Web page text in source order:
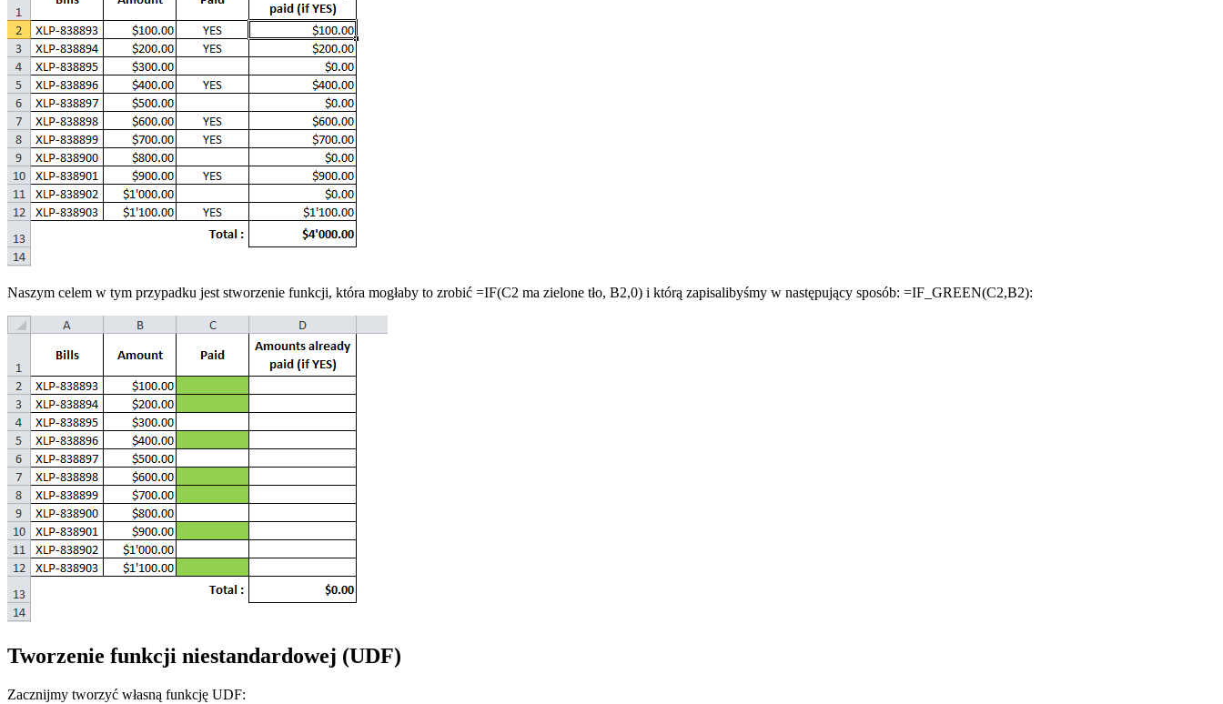
Naszym celem w tym przypadku jest stworzenie funkcji, która mogłaby to zrobić =IF(C2 ma zielone tło, B2,0) i którą zapisalibyśmy w następujący sposób: =IF_GREEN(C2,B2):
Tworzenie funkcji niestandardowej (UDF)
Zacznijmy tworzyć własną funkcję UDF: